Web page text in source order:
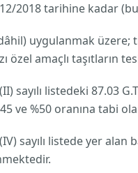
2018 tarihine kadar
uygulanmak üzere;
özel amaçlı taşıtların
sayılı listedeki 87.03
ve %50 oranına tabi
sayılı listede yer